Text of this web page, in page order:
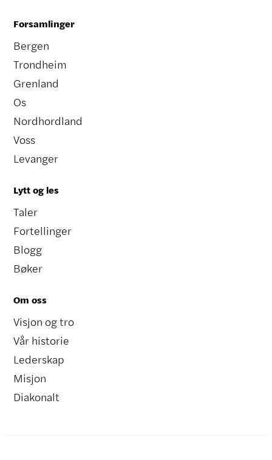
Forsamlinger
Bergen
Trondheim
Grenland
Os
Nordhordland
Voss
Levanger
Lytt og les
Taler
Fortellinger
Blogg
Bøker
Om oss
Visjon og tro
Vår historie
Lederskap
Misjon
Diakonalt